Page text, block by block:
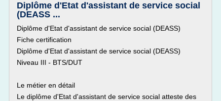
Diplôme d'Etat d'assistant de service social
(DEASS ...
Diplôme d'Etat d'assistant de service social (DEASS)
Fiche certification
Diplôme d'Etat d'assistant de service social (DEASS)
Niveau III - BTS/DUT
Le métier en détail
Le diplôme d'Etat d'assistant de service social atteste des